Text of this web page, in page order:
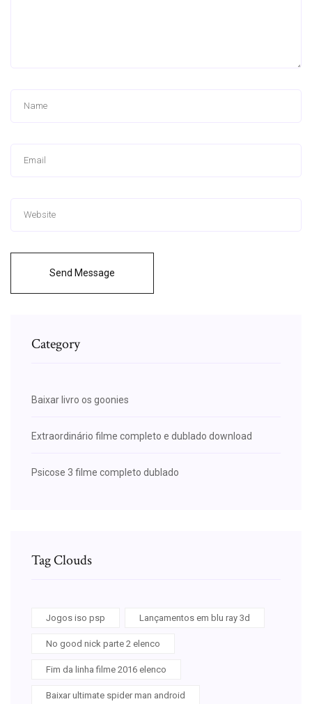
Send Message
Category
Baixar livro os goonies
Extraordinário filme completo e dublado download
Psicose 3 filme completo dublado
Tag Clouds
Jogos iso psp Lançamentos em blu ray 3d
No good nick parte 2 elenco
Fim da linha filme 2016 elenco
Baixar ultimate spider man android